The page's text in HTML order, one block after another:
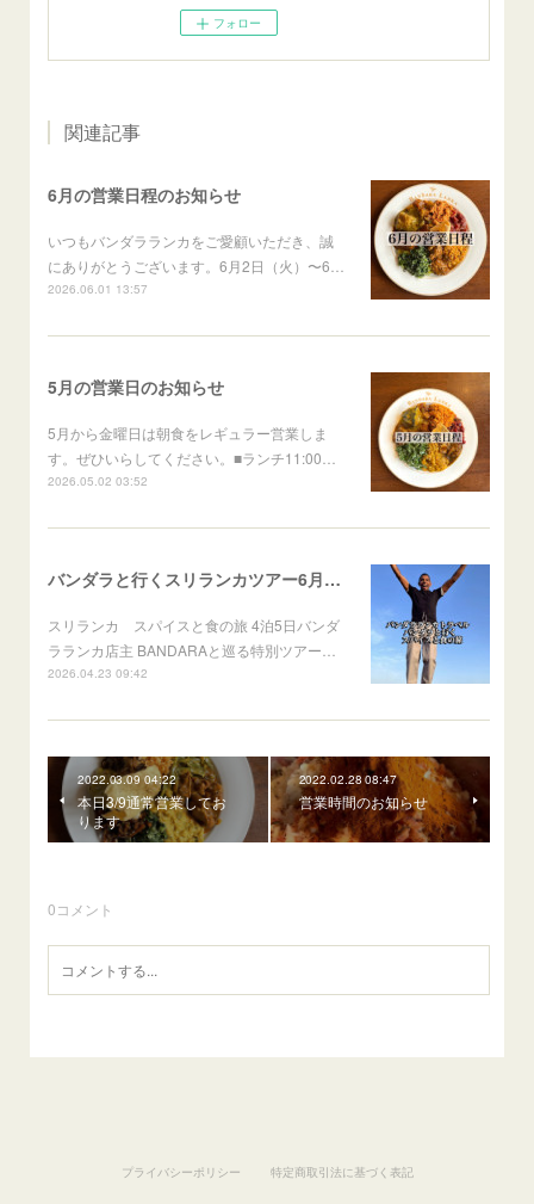
フォロー
関連記事
6月の営業日程のお知らせ
いつもバンダラランカをご愛顧いただき、誠
にありがとうございます。6月2日（火）〜6…
2026.06.01 13:57
5月の営業日のお知らせ
5月から金曜日は朝食をレギュラー営業しま
す。ぜひいらしてください。■ランチ11:00…
2026.05.02 03:52
バンダラと行くスリランカツアー6月出発
スリランカ スパイスと食の旅 4泊5日バンダ
ラランカ店主 BANDARAと巡る特別ツアー…
2026.04.23 09:42
2022.03.09 04:22
本日3/9通常営業してお
ります
2022.02.28 08:47
営業時間のお知らせ
0コメント
プライバシーポリシー 特定商取引法に基づく表記